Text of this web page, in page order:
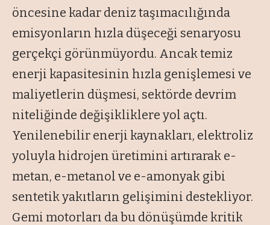
öncesine kadar deniz taşımacılığında
emisyonların hızla düşeceği senaryosu
gerçekçi görünmüyordu. Ancak temiz
enerji kapasitesinin hızla genişlemesi ve
maliyetlerin düşmesi, sektörde devrim
niteliğinde değişikliklere yol açtı.
Yenilenebilir enerji kaynakları, elektroliz
yoluyla hidrojen üretimini artırarak e-
metan, e-metanol ve e-amonyak gibi
sentetik yakıtların gelişimini destekliyor.
Gemi motorları da bu dönüşümde kritik